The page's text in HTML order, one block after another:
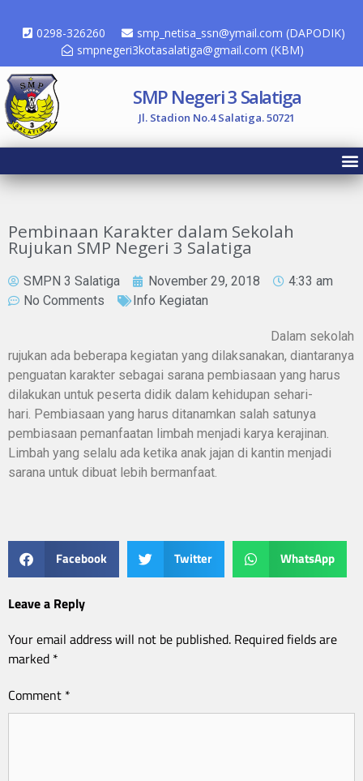
0298-326260
smp_netisa_ssn@ymail.com (DAPODIK)
smpnegeri3kotasalatiga@gmail.com (KBM)
SMP Negeri 3 Salatiga
Jl. Stadion No.4 Salatiga. 50721
Pembinaan Karakter dalam Sekolah
Rujukan SMP Negeri 3 Salatiga
SMPN 3 Salatiga November 29, 2018
4:33 am
No Comments
Info Kegiatan
Dalam sekolah
rujukan ada beberapa kegiatan yang dilaksanakan, diantaranya
penguatan karakter sebagai sarana pembiasaan yang harus
dilakukan untuk peserta didik dalam kehidupan sehari-
hari. Pembiasaan yang harus ditanamkan salah satunya
pembiasaan pemanfaatan limbah menjadi karya kerajinan.
Limbah yang selalu ada ketika anak jajan di kantin menjadi
sarana untuk dibuat lebih bermanfaat.
Facebook Twitter WhatsApp
Leave a Reply
Your email address will not be published. Required fields are
marked *
Comment *